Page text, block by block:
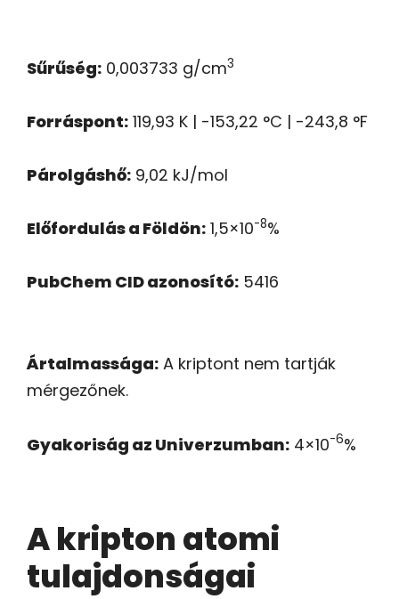
Sűrűség: 0,003733 g/cm3
Forráspont: 119,93 K | -153,22 °C | -243,8 °F
Párolgáshő: 9,02 kJ/mol
Előfordulás a Földön: 1,5×10-8%
PubChem CID azonosító: 5416
Ártalmassága: A kriptont nem tartják
mérgezőnek.
Gyakoriság az Univerzumban: 4×10-6%
A kripton atomi
tulajdonságai